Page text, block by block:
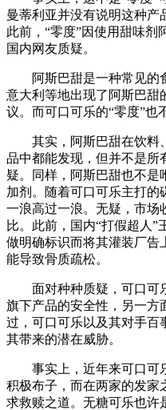
曼蒂利亚并没有说明这种产
此前，“零度”因使用甜味剂
国内网友质疑。
阿斯巴甜是一种常见的食
意大利等地出现了阿斯巴甜
议。而可口可乐的“零度”也
其实，阿斯巴甜在饮料
品中都能发现，但并不是所
疑。同样，阿斯巴甜也不是
加剂。随着可口可乐主打的
一浪高过一浪。无疑，市场
比。此前，国内“打假超人
做明确标识而将其灌装厂告
能导致骨质疏松。
面对种种质疑，可口可
旗下产品的安全性，另一方
过，可口可乐以及其对手百
其带来的潜在威胁。
事实上，近年来可口可
积极布子，而在两家的发家
求救赎之道。无糖可乐也许